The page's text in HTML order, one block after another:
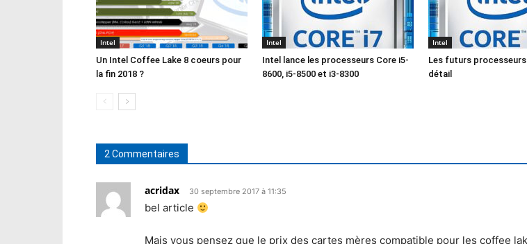
Intel
Un Intel Coffee Lake 8 coeurs pour
la fin 2018 ?
Intel
Intel lance les processeurs Core i5-
8600, i5-8500 et i3-8300
Intel
Les futurs
détail
2 Commentaires
acridax 30 septembre 2017 à 11:35
bel article
Mais vous pensez que le prix des cartes mères compatible pour les coffee